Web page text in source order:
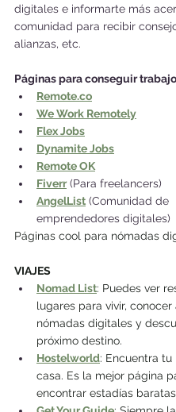
digitales e informarte más
comunidad para recibir
alianzas, etc.
Páginas para conseguir
Remote.co
We Work Remotely
Flex Jobs
Dynamite Jobs
Remote OK
Fiverr (Para freelancers)
AngelList (Comunidad de
emprendedores digitales)
Páginas cool para nómadas
VIAJES
Nomad List: Puedes ver
lugares para vivir, conocer
nómadas digitales y
próximo destino.
Hostelworld: Encuentra tu
casa. Es la mejor página
encontrar estadías